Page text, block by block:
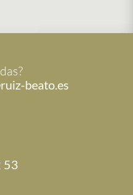
beato.es
53